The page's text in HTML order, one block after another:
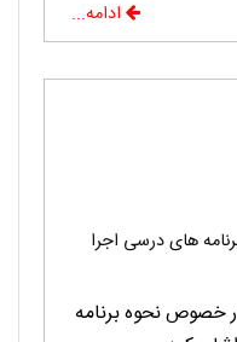
ادامه...
های درسی اجرا
خصوص نحوه برنامه